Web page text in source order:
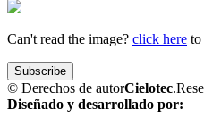
Can't read the image? click here to
© Derechos de autorCielotec
Diseñado y desarrollado por: